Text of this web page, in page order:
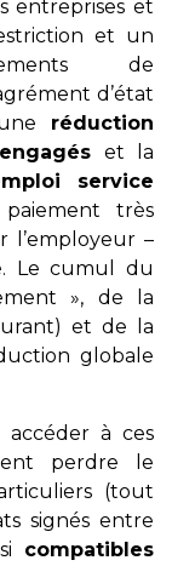
entreprises et
et un
de
d’état
réduction
et la
service
très
l’employeur –
Le cumul du
», de la
et de la
globale
accéder à ces
perdre le
(tout
signés entre
compatibles